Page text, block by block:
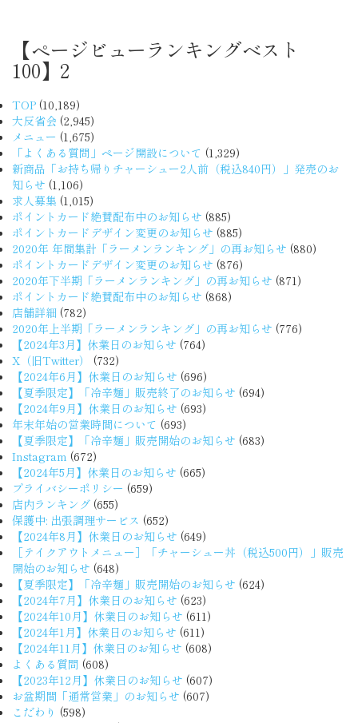
【ページビューランキングベスト
100】2
TOP (10,189)
大反省会 (2,945)
メニュー (1,675)
「よくある質問」ページ開設について (1,329)
新商品「お持ち帰りチャーシュー2人前（税込840円）」発売のお
知らせ (1,106)
求人募集 (1,015)
ポイントカード絶賛配布中のお知らせ (885)
ポイントカードデザイン変更のお知らせ (885)
2020年 年間集計「ラーメンランキング」の再お知らせ (880)
ポイントカードデザイン変更のお知らせ (876)
2020年下半期「ラーメンランキング」の再お知らせ (871)
ポイントカード絶賛配布中のお知らせ (868)
店舗詳細 (782)
2020年上半期「ラーメンランキング」の再お知らせ (776)
【2024年3月】休業日のお知らせ (764)
X（旧Twitter）
(732)
【2024年6月】休業日のお知らせ (696)
【夏季限定】「冷辛麺」販売終了のお知らせ (694)
【2024年9月】休業日のお知らせ (693)
年末年始の営業時間について (693)
【夏季限定】「冷辛麺」販売開始のお知らせ (683)
Instagram (672)
【2024年5月】休業日のお知らせ (665)
プライバシーポリシー (659)
店内ランキング (655)
保護中: 出張調理サービス (652)
【2024年8月】休業日のお知らせ (649)
［テイクアウトメニュー］「チャーシュー丼（税込500円）」販売
開始のお知らせ (648)
【夏季限定】「冷辛麺」販売開始のお知らせ (624)
【2024年7月】休業日のお知らせ (623)
【2024年10月】休業日のお知らせ (611)
【2024年1月】休業日のお知らせ (611)
【2024年11月】休業日のお知らせ (608)
よくある質問 (608)
【2023年12月】休業日のお知らせ (607)
お盆期間「通常営業」のお知らせ (607)
こだわり (598)